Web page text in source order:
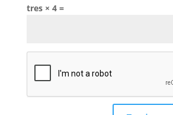
tres × 4 =